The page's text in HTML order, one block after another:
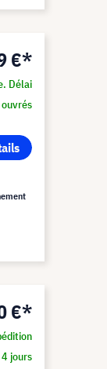
€*
Délai
€*
jours